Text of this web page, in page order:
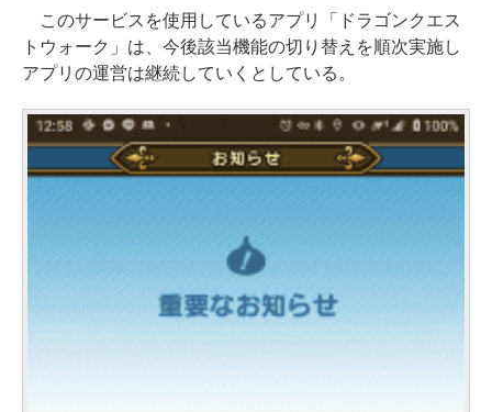
このサービスを使用しているアプリ「ドラゴンクエス
トウォーク」は、今後該当機能の切り替えを順次実施し
アプリの運営は継続していくとしている。